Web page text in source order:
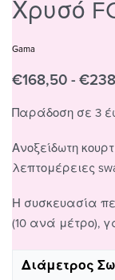
Χρυσό
Gama
€168,50 €
Παράδοση σε 3
Ανοξείδωτη
λεπτομέρειες
Η συσκευασία
(10 ανά μέτρο),
Διάμετρος